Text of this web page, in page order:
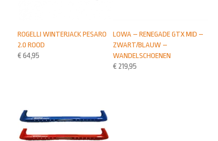
LOWA – RENEGADE GTX MID –
ZWART/BLAUW –
WANDELSCHOENEN
€ 219,95
ROGELLI WINTERJACK PESARO
2.0 ROOD
€ 64,95